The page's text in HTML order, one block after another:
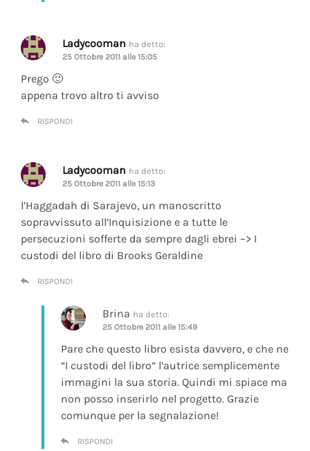
Ladycooman ha detto:
25 Ottobre 2011 alle 15:05
Prego 🙂
appena trovo altro ti avviso
RISPONDI
Ladycooman ha detto:
25 Ottobre 2011 alle 15:13
l’Haggadah di Sarajevo, un manoscritto
sopravvissuto all’Inquisizione e a tutte le
persecuzioni sofferte da sempre dagli ebrei –> I
custodi del libro di Brooks Geraldine
RISPONDI
Brina ha detto:
25 Ottobre 2011 alle 15:49
Pare che questo libro esista davvero, e che ne
“I custodi del libro” l’autrice semplicemente
immagini la sua storia. Quindi mi spiace ma
non posso inserirlo nel progetto. Grazie
comunque per la segnalazione!
RISPONDI